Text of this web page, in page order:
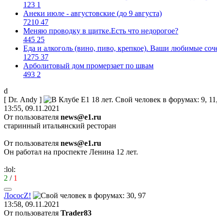
123 1
Анеки июле - августовские (до 9 августа)
7210 47
Меняю проводку в щитке.Есть что недорогое?
445 25
Еда и алкоголь (вино, пиво, крепкое). Ваши любимые
1275 37
Арболитовый дом промерзает по швам
493 2
d
[ Dr. Andy ]
13:55, 09.11.2021
От пользователя news@e1.ru
старинный итальянский ресторан
От пользователя news@e1.ru
Он работал на проспекте Ленина 12 лет.
:lol:
2 / 1
ЛососZ!
13:58, 09.11.2021
От пользователя Trader83